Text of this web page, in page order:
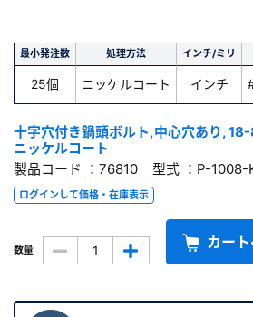
最小発注数 処理方法 インチ/ミリ
25個 ニッケルコート インチ
十字穴付き鍋頭ボルト,中心穴あり,
ニッケルコート
製品コード ：76810 型式 ：P-1008-
ログインして価格・在庫表示
数量 カー